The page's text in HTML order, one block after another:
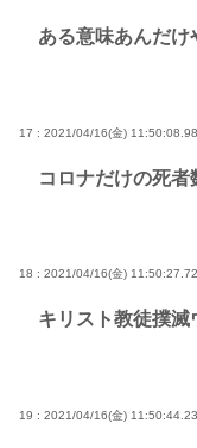
ある意味あんだ
17 : 2021/04/16(金) 11:50:08.98
コロナだけの死者
18 : 2021/04/16(金) 11:50:27.72
キリスト教徒撲滅
19 : 2021/04/16(金) 11:50:44.23